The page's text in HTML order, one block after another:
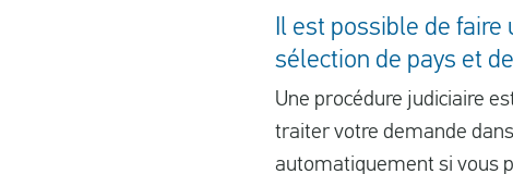
Il est possible de
sélection de pays et
Une procédure judiciaire
traiter votre demande
automatiquement si vous